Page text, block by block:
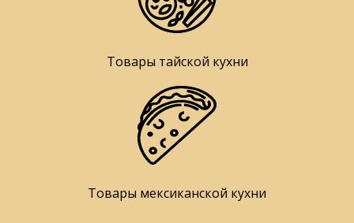
Товары тайской кухни
Товары мексиканской кухни